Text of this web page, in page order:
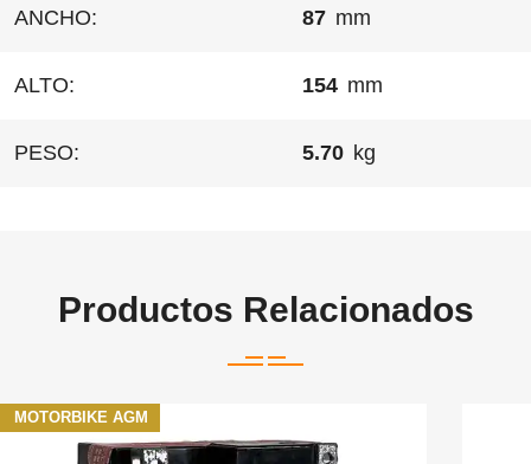
ANCHO: 87 mm
ALTO: 154 mm
PESO: 5.70 kg
Productos Relacionados
MOTORBIKE AGM